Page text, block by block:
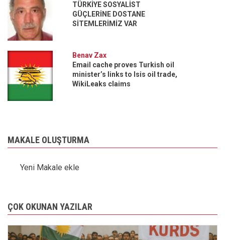
TÜRKİYE SOSYALİST
GÜÇLERİNE DOSTANE
SİTEMLERİMİZ VAR
Benav Zax
Email cache proves Turkish oil
minister’s links to Isis oil trade,
WikiLeaks claims
MAKALE OLUŞTURMA
Yeni Makale ekle
ÇOK OKUNAN YAZILAR